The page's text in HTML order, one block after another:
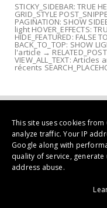
STICKY_SIDEBAR: TRUE
GRID_STYLE
PAGINATION: SHOW
light HOVER_EFFECTS:
HIDE_FEATURED: FALSE
BACK_TO_TOP: SHOW
l'article →
VIEW_ALL_TEXT:
récents
tribal et livres
This site uses cookies
analyze traffic. Your IP
Google along with
quality of service,
address abuse.